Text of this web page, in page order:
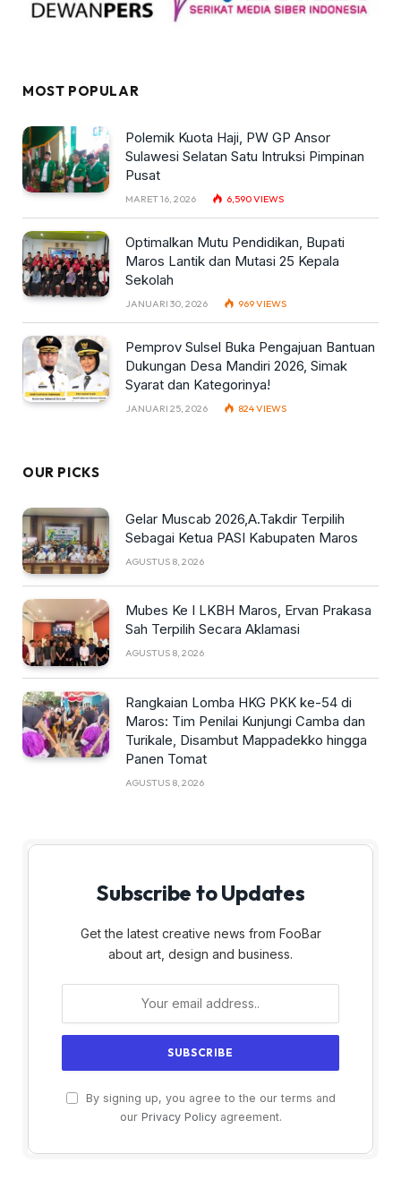
MOST POPULAR
Polemik Kuota Haji, PW GP Ansor
Sulawesi Selatan Satu Intruksi Pimpinan
Pusat
MARET 16, 2026 6,590VIEWS
Optimalkan Mutu Pendidikan, Bupati
Maros Lantik dan Mutasi 25 Kepala
Sekolah
JANUARI 30, 2026 969VIEWS
Pemprov Sulsel Buka Pengajuan Bantuan
Dukungan Desa Mandiri 2026, Simak
Syarat dan Kategorinya!
JANUARI 25, 2026 824VIEWS
OUR PICKS
Gelar Muscab 2026,A.Takdir Terpilih
Sebagai Ketua PASI Kabupaten Maros
AGUSTUS 8, 2026
Mubes Ke I LKBH Maros, Ervan Prakasa
Sah Terpilih Secara Aklamasi
AGUSTUS 8, 2026
Rangkaian Lomba HKG PKK ke-54 di
Maros: Tim Penilai Kunjungi Camba dan
Turikale, Disambut Mappadekko hingga
Panen Tomat
AGUSTUS 8, 2026
Subscribe to Updates
Get the latest creative news from FooBar
about art, design and business.
By signing up, you agree to the our terms and
our Privacy Policyagreement.